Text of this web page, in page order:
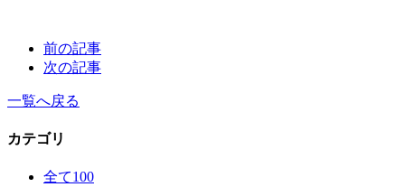
前の記事
次の記事
一覧へ戻る
カテゴリ
全て100